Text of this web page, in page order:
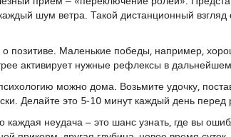
шум ветра. Такой дистанционный
позитиве. Маленькие победы, например,
активирует нужные рефлексы в
можно дома. Возьмите удочку,
Делайте это 5‑10 минут каждый день
каждая неудача – это шанс узнать, где вы